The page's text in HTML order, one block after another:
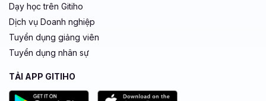
Dạy học trên Gitiho
Dịch vụ Doanh nghiệp
Tuyển dụng giảng viên
Tuyển dụng nhân sự
TẢI APP GITIHO